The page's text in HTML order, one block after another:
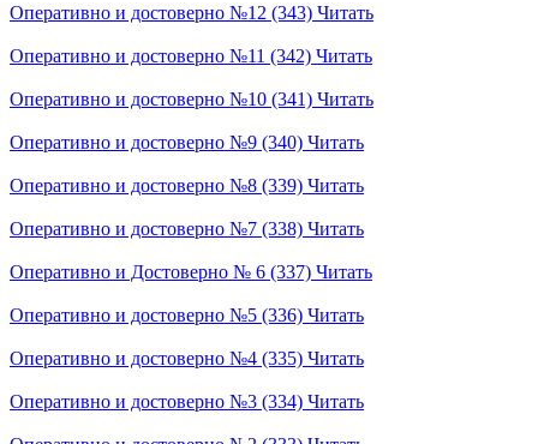
Оперативно и достоверно №12 (343) Читать
Оперативно и достоверно №11 (342) Читать
Оперативно и достоверно №10 (341) Читать
Оперативно и достоверно №9 (340) Читать
Оперативно и достоверно №8 (339) Читать
Оперативно и достоверно №7 (338) Читать
Оперативно и Достоверно № 6 (337) Читать
Оперативно и достоверно №5 (336) Читать
Оперативно и достоверно №4 (335) Читать
Оперативно и достоверно №3 (334) Читать